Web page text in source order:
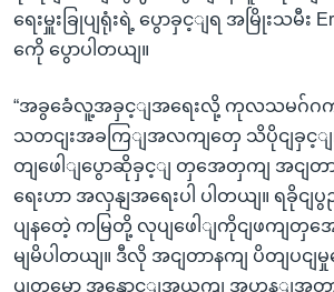
ရေးမှူးခြုပျရုံးရဲ့ ပွောခှင့ျရ အမြိုးသမီး
ကေို ပွောပါတယျ။
“အခွခေံလူ့အခှင့ျအရေးလို့ ကုလသမဂ်ဂ
သတငျးအခကြျအလကျတှေ သိပိုငျခှင့ျ
တျဖေါျပွောဆိုခှင့ျ တှအေတှကျ အငျတ
ရေးဟာ အလှနျအရေးပါ ပါတယျ။ ရခိုငျ
ပျနတေဲ့ ကမြတို့ လုပျဖေါျကိုငျဖကျတှ
မျမိပါတယျ။ ဒီလို အငျတာနကျ ပိတျပ
ပျတှမှော အနှောင့ျအယှကျ အဟန့ျအတာ